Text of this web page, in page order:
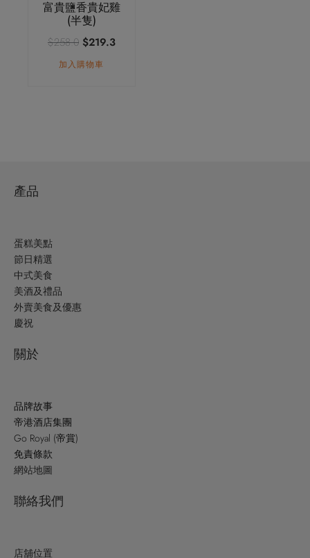
富貴鹽香貴妃雞
(半隻)
$258.0 原
始
$219.3目
加入購物車
產品
蛋糕美點
節日精選
中式美食
美酒及禮品
外賣美食及優惠
慶祝
關於
品牌故事
帝港酒店集團
Go Royal (帝賞)
免責條款
網站地圖
聯絡我們
店舖位置